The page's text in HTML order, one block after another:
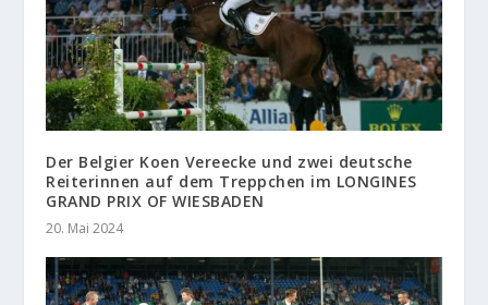
Der Belgier Koen Vereecke und zwei deutsche
Reiterinnen auf dem Treppchen im LONGINES
GRAND PRIX OF WIESBADEN
20. Mai 2024